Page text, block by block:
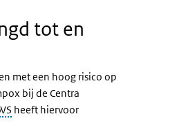
tot en
met een hoog risico op
bij de Centra
heeft hiervoor